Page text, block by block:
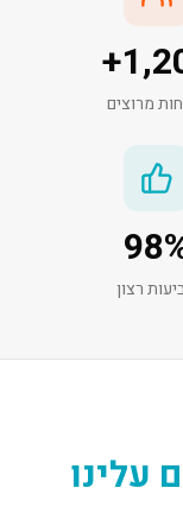
+
מרוצים
98
רצון
עלינו